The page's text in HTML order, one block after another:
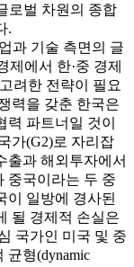
로벌 차원의 종합
.
과 기술 측면의 글
제에서 한·중 경제
려한 전략이 필요
력을 갖춘 한국은
파트너일 것이
가(G2)로 자리잡
출과 해외투자에서
중국이라는 두 중
이 일방에 경사된
될 경제적 손실은
국가인 미국 및 중
균형(dynamic